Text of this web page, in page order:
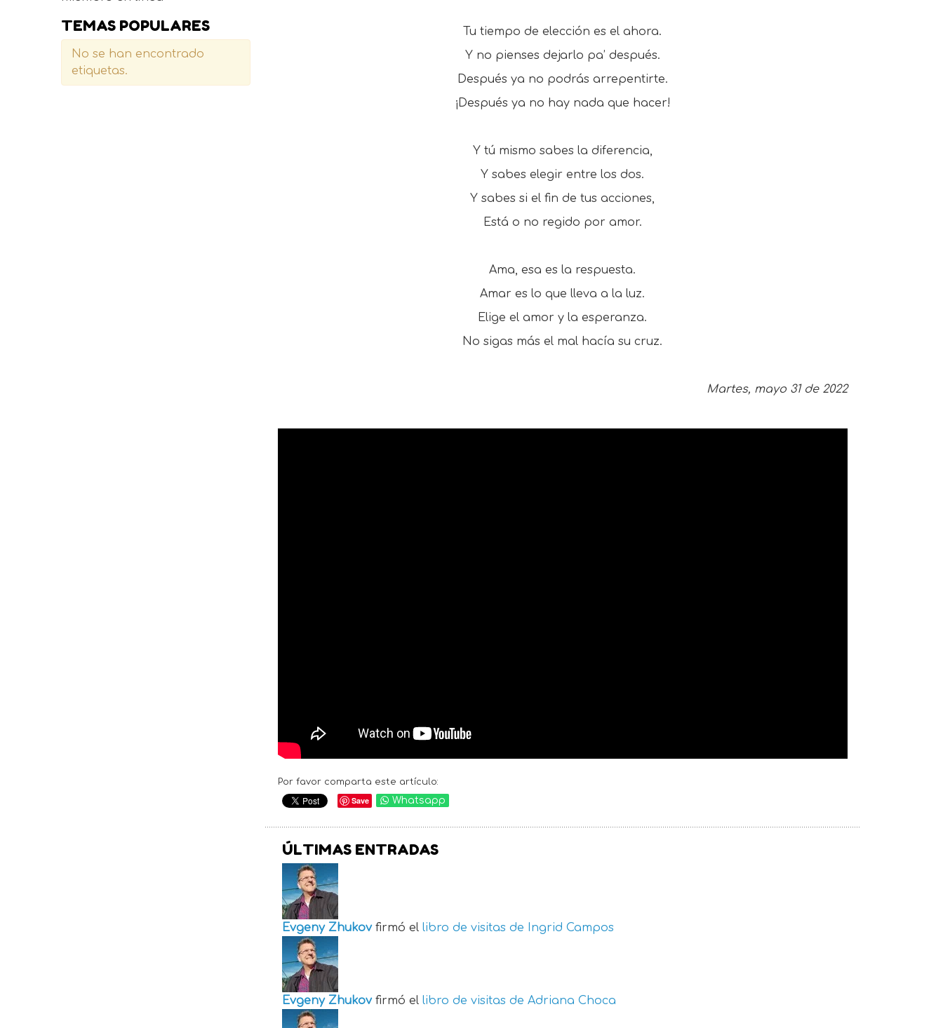
Tu tiempo de elección es el ahora.
Y no pienses dejarlo pa’ después.
Después ya no podrás arrepentirte.
¡Después ya no hay nada que hacer!
Y tú mismo sabes la diferencia,
Y sabes elegir entre los dos.
Y sabes si el fin de tus acciones,
Está o no regido por amor.
Ama, esa es la respuesta.
Amar es lo que lleva a la luz.
Elige el amor y la esperanza.
No sigas más el mal hacía su cruz.
Martes, mayo 31 de 2022
Por favor comparta este artículo:
Save Whatsapp
ÚLTIMAS ENTRADAS
Evgeny Zhukov firmó el libro de visitas de Ingrid Campos
Evgeny Zhukov firmó el libro de visitas de Adriana Choca
TEMAS POPULARES
No se han encontrado
etiquetas.